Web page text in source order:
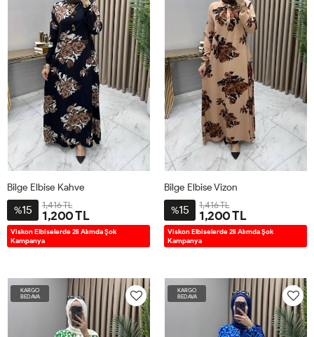
2BD38-
40
3BD42-
44
4BD46-
48
5BD50-
52
Bilge Elbise Kahve
%15 1,416 TL
1,200 TL
Viskon Elbiselerde 2li Alımda Şok
Kampanya
2BD38-
40
3BD42-
44
4BD46-
48
5BD50-
52
Bilge Elbise Vizon
%15 1,416 TL
1,200 TL
Viskon Elbiselerde 2li Alımda Şok
Kampanya
KARGO
BEDAVA
KARGO
BEDAVA